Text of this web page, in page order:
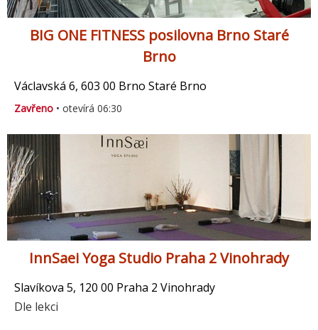
BIG ONE FITNESS posilovna Brno Staré
Brno
Václavská 6, 603 00 Brno Staré Brno
Zavřeno • otevírá 06:30
InnSaei Yoga Studio Praha 2 Vinohrady
Slavíkova 5, 120 00 Praha 2 Vinohrady
Dle lekci